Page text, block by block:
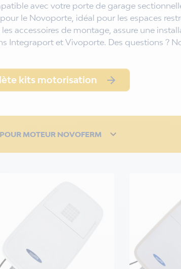
avec votre porte de garage
le Novoporte, idéal pour les espaces
accessoires de montage, assure une
Integraport et Vivoporte. Des questions ?
kits motorisation 
POUR MOTEUR NOVOFERM 